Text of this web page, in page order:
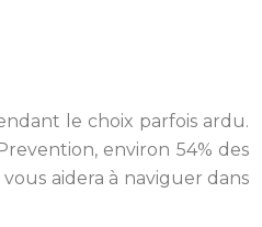
le choix parfois ardu.
environ 54% des
aidera à naviguer dans